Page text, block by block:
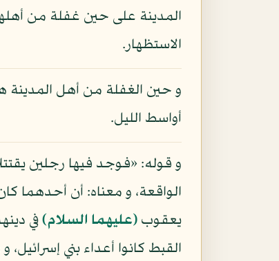
المدينة على حين غفلة من
الاستظهار.
و حين الغفلة من أهل المدينة
أواسط الليل.
و قوله: «فوجد فيها رجلين
الواقعة، و معناه: أن أحدهما
يعقوب (عليهما السلام)في
القبط كانوا أعداء بني